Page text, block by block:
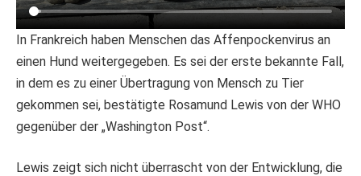
In Frankreich haben Menschen das Affenpockenvirus an
einen Hund weitergegeben. Es sei der erste bekannte Fall,
in dem es zu einer Übertragung von Mensch zu Tier
gekommen sei, bestätigte Rosamund Lewis von der WHO
gegenüber der „Washington Post“.
Lewis zeigt sich nicht überrascht von der Entwicklung, die